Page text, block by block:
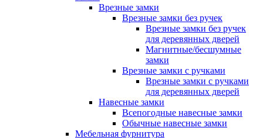
Врезные замки
Врезные замки без ручек
Врезные замки без ручек
для деревянных дверей
Магнитные/бесшумные
замки
Врезные замки с ручками
Врезные замки с ручками
для деревянных дверей
Навесные замки
Всепогодные навесные замки
Обычные навесные замки
Мебельная фурнитура